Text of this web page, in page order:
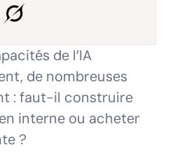
de l’IA
de nombreuses
: faut-il construire
interne ou acheter
?